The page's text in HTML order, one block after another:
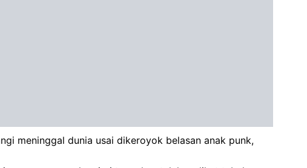
meninggal dunia usai dikeroyok belasan anak punk,